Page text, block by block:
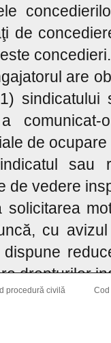
de
concedieri.
are
sindicatului
comunicat-
de
sau
de vedere
solicitarea
cu
dispune
drepturilor
lucrătoare
procedură civilă